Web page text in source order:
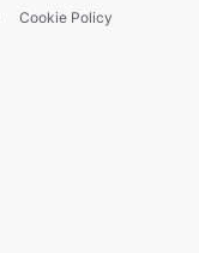
Cookie Policy